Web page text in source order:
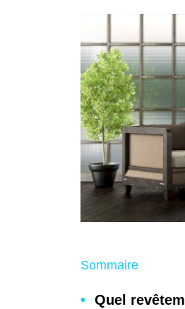
Sommaire
Quel